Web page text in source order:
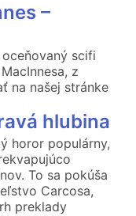
–
scifi
z
na našej stránke
hlubina
horor populárny,
To sa pokúša
Carcosa,
preklady